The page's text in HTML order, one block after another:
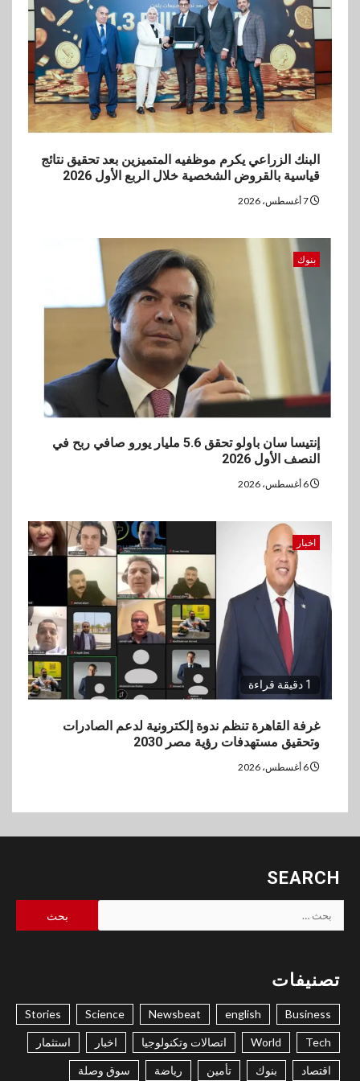
العالمي للشباب ويقدم العديد من
العروض المجانية
البنك الزراعي يكرم موظفيه المتميزين بعد تحقيق نتائج
قياسية بالقروض الشخصية خلال الربع الأول 2026
بنوك
إنتيسا سان باولو تحقق 5.6 مليار يورو صافي ربح في
النصف الأول 2026
اخبار
1 دقيقة قراءة
غرفة القاهرة تنظم ندوة إلكترونية لدعم الصادرات
وتحقيق مستهدفات رؤية مصر 2030
SEARCH
البحث
عن:
تصنيفات
Business
english
Newsbeat
Science
Stories
Tech
World اتصالات وتكنولوجيا اخبار استثمار
اقتصاد بنوك تأمين رياضة سوق وصلة